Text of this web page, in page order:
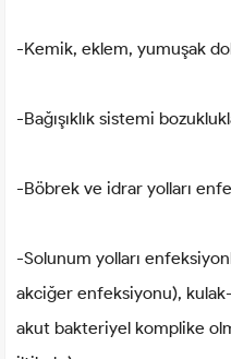
-Kemik, eklem, yumuşak
-Bağışıklık sistemi
-Böbrek ve idrar yolları
-Solunum yolları
akciğer enfeksiyonu),
akut bakteriyel komplike